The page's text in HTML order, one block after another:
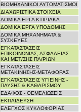
ΒΙΟΜΗΧΑΝΙΚΟΙ ΑΥΤΟΜΑΤΙΣΜΟΙ
ΔΙΑΧΩΡΙΣΤΙΚΑ ΣΤΟΙΧΕΙΑ
ΔΟΜΙΚΑ ΕΡΓΑ ΚΤΙΡΙΑΚΑ
ΔΟΜΙΚΑ ΕΡΓΑ ΥΠΟΔΟΜΗΣ
ΔΟΜΙΚΑ ΜΗΧΑΝΗΜΑΤΑ &
ΣΥΣΚΕΥΕΣ
ΕΓΚΑΤΑΣΤΑΣΕΙΣ
ΕΠΙΚΟΙΝΩΝΙΑΣ, ΑΣΦΑΛΕΙΑΣ
ΚΑΙ ΜΕΤ/ΣΗΣ ΠΛ/ΡΙΩΝ
ΕΓΚΑΤΑΣΤΑΣΕΙΣ
ΜΕΤΑΚΙΝΗΣΗΣ-ΜΕΤΑΦΟΡΑΣ
ΕΓΚΑΤΑΣΤΑΣΕΙΣ ΥΓΙΕΙΝΗΣ -
ΠΛΥΣΗΣ & ΚΑΘΑΡΙΣΜΟΥ
ΕΔΑΦΟΣ - ΘΕΜΕΛΙΩΣΕΙΣ
ΕΚΠΑΙΔΕΥΣΗ
ΕΛΕΓΧΟΣ ΚΥΚΛΟΦΟΡΙΑΣ